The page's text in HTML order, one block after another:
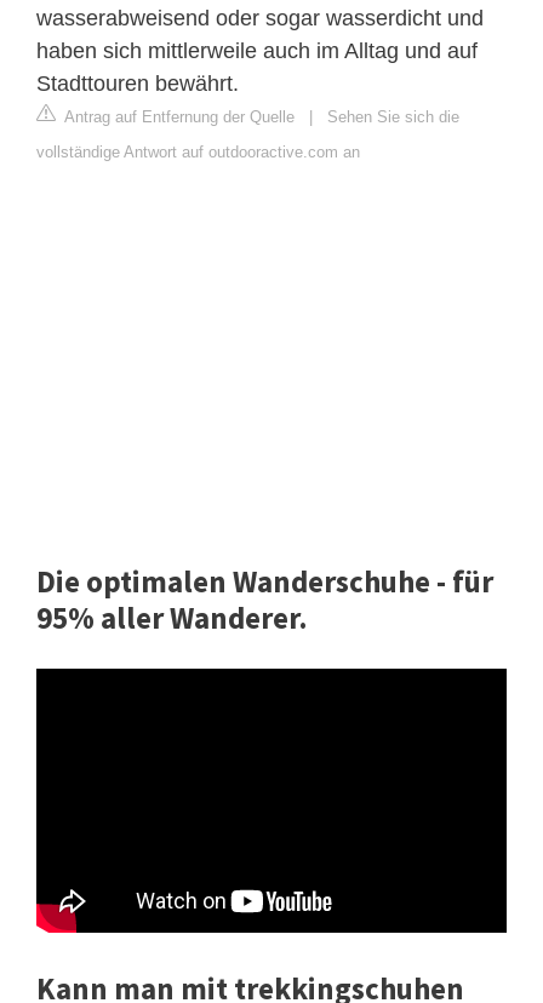
wasserabweisend oder sogar wasserdicht und
haben sich mittlerweile auch im Alltag und auf
Stadttouren bewährt.
Antrag auf Entfernung der Quelle
Sehen Sie sich die
vollständige Antwort auf outdooractive.com an
Die optimalen Wanderschuhe - für
95% aller Wanderer.
Kann man mit trekkingschuhen